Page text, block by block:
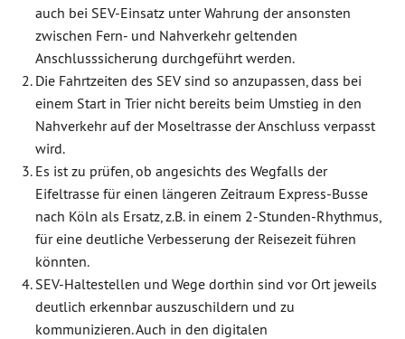
auch bei SEV-Einsatz unter Wahrung der ansonsten
zwischen Fern- und Nahverkehr geltenden
Anschlusssicherung durchgeführt werden.
Die Fahrtzeiten des SEV sind so anzupassen, dass bei
einem Start in Trier nicht bereits beim Umstieg in den
Nahverkehr auf der Moseltrasse der Anschluss verpasst
wird.
Es ist zu prüfen, ob angesichts des Wegfalls der
Eifeltrasse für einen längeren Zeitraum Express-Busse
nach Köln als Ersatz, z.B. in einem 2-Stunden-Rhythmus,
für eine deutliche Verbesserung der Reisezeit führen
könnten.
SEV-Haltestellen und Wege dorthin sind vor Ort jeweils
deutlich erkennbar auszuschildern und zu
kommunizieren. Auch in den digitalen